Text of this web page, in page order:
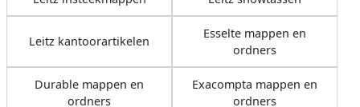
Leitz kantoorartikelen
Esselte mappen en
ordners
Durable mappen en
ordners
Exacompta mappen en
ordners